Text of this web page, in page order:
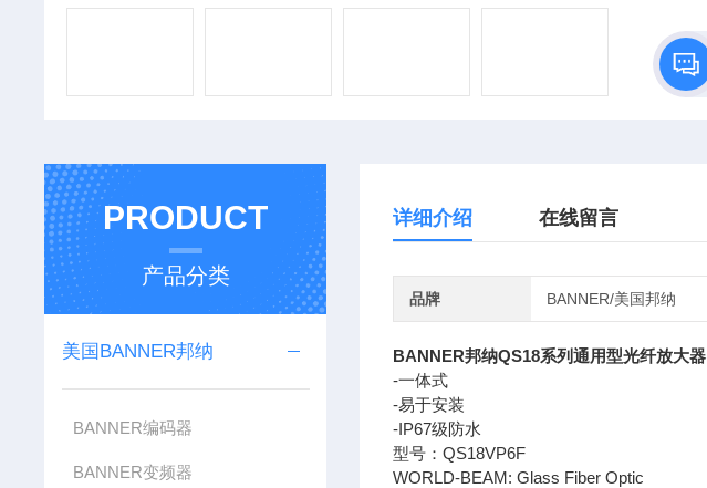
PRODUCT
产品分类
美国BANNER邦纳
BANNER编码器
BANNER变频器
详细介绍 在线留言
品牌 BANNER/美国邦纳
BANNER邦纳QS18系列通用型光纤放大器
-一体式
-易于安装
-IP67级防水
型号：QS18VP6F
WORLD-BEAM: Glass Fiber Optic